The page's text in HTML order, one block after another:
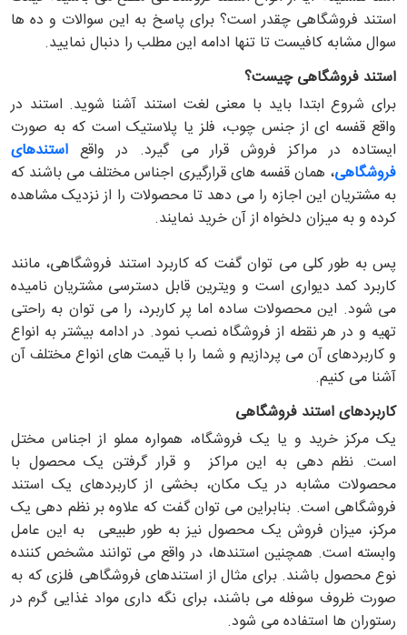
استند فروشگاهی چقدر است؟ برای پاسخ به این سوالات و ده ها
سوال مشابه کافیست تا تنها ادامه این مطلب را دنبال نمایید.
استند فروشگاهی چیست؟
برای شروع ابتدا باید با معنی لغت استند آشنا شوید. استند در
واقع قفسه ای از جنس چوب، فلز یا پلاستیک است که به صورت
ایستاده در مراکز فروش قرار می گیرد. در واقع استندهای
فروشگاهی، همان قفسه های قرارگیری اجناس مختلف می باشند که
به مشتریان این اجازه را می دهد تا محصولات را از نزدیک مشاهده
کرده و به میزان دلخواه از آن خرید نمایند.
پس به طور کلی می توان گفت که کاربرد استند فروشگاهی، مانند
کاربرد کمد دیواری است و ویترین قابل دسترسی مشتریان نامیده
می شود. این محصولات ساده اما پر کاربرد، را می توان به راحتی
تهیه و در هر نقطه از فروشگاه نصب نمود. در ادامه بیشتر به انواع
و کاربردهای آن می پردازیم و شما را با قیمت های انواع مختلف آن
آشنا می کنیم.
کاربردهای استند فروشگاهی
یک مرکز خرید و یا یک فروشگاه، همواره مملو از اجناس مختل
است. نظم دهی به این مراکز و قرار گرفتن یک محصول با
محصولات مشابه در یک مکان، بخشی از کاربردهای یک استند
فروشگاهی است. بنابراین می توان گفت که علاوه بر نظم دهی یک
مرکز، میزان فروش یک محصول نیز به طور طبیعی به این عامل
وابسته است. همچنین استندها، در واقع می توانند مشخص کننده
نوع محصول باشند. برای مثال از استندهای فروشگاهی فلزی که به
صورت ظروف سوفله می باشند، برای نگه داری مواد غذایی گرم در
رستوران ها استفاده می شود.